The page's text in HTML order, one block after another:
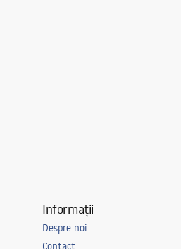
Informații
Despre noi
Contact